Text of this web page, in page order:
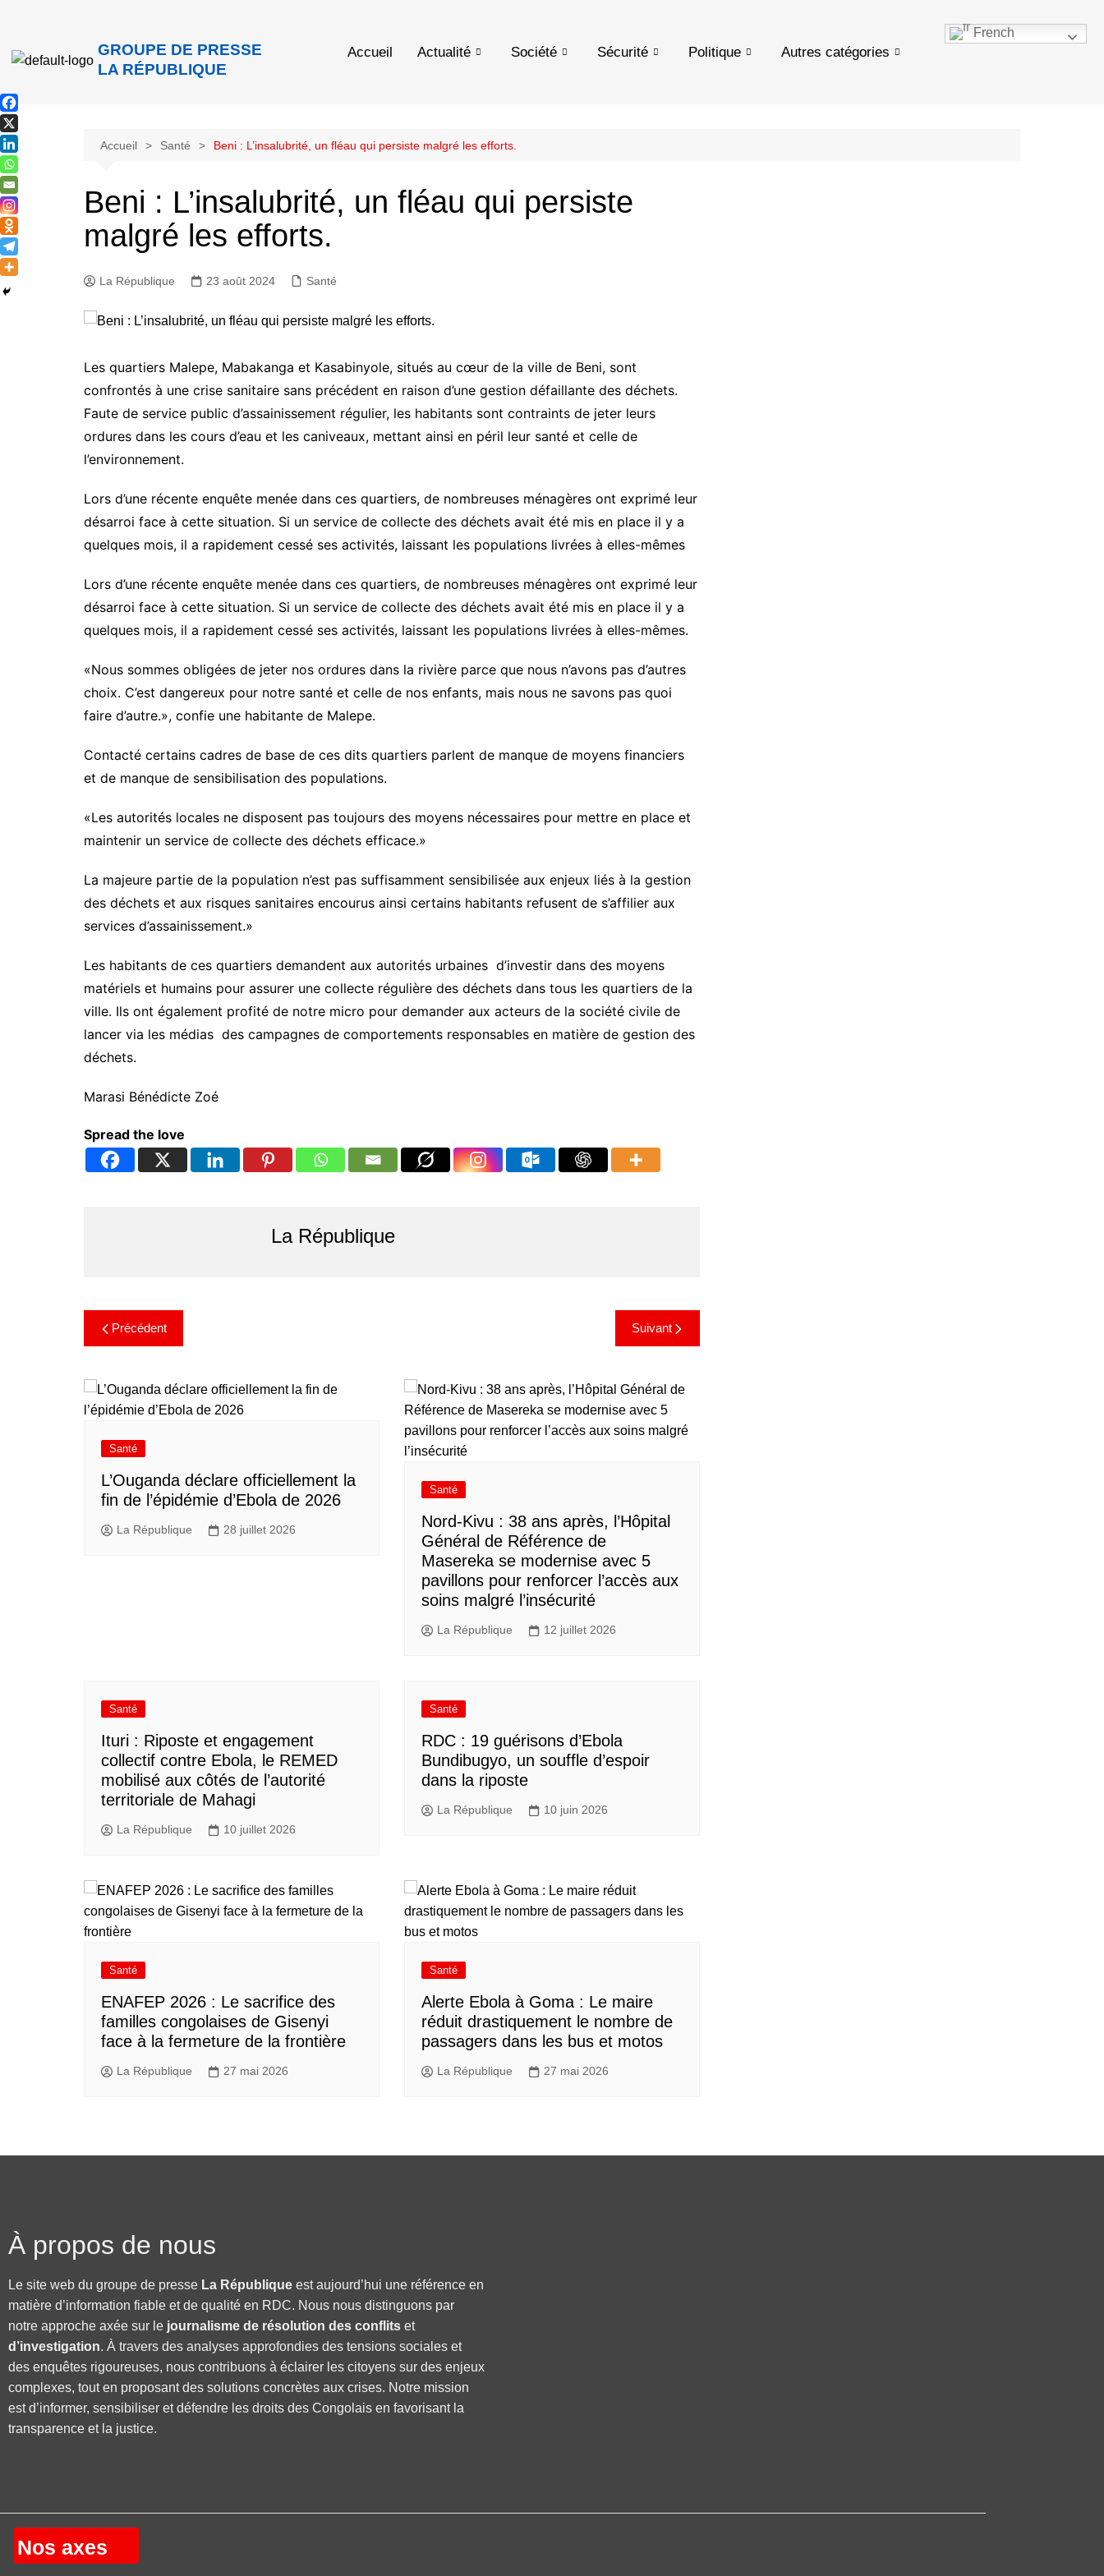
GROUPE DE PRESSE
LA RÉPUBLIQUE
Accueil Actualité Société Sécurité Politique Autres catégories
French
Accueil Santé Beni : L’insalubrité, un fléau qui persiste malgré les efforts.
Beni : L’insalubrité, un fléau qui persiste
malgré les efforts.
La République 23 août 2024 Santé
Les quartiers Malepe, Mabakanga et Kasabinyole, situés au cœur de la ville de Beni, sont
confrontés à une crise sanitaire sans précédent en raison d’une gestion défaillante des déchets.
Faute de service public d’assainissement régulier, les habitants sont contraints de jeter leurs
ordures dans les cours d’eau et les caniveaux, mettant ainsi en péril leur santé et celle de
l’environnement.
Lors d’une récente enquête menée dans ces quartiers, de nombreuses ménagères ont exprimé leur
désarroi face à cette situation. Si un service de collecte des déchets avait été mis en place il y a
quelques mois, il a rapidement cessé ses activités, laissant les populations livrées à elles-mêmes
Lors d’une récente enquête menée dans ces quartiers, de nombreuses ménagères ont exprimé leur
désarroi face à cette situation. Si un service de collecte des déchets avait été mis en place il y a
quelques mois, il a rapidement cessé ses activités, laissant les populations livrées à elles-mêmes.
«Nous sommes obligées de jeter nos ordures dans la rivière parce que nous n’avons pas d’autres
choix. C’est dangereux pour notre santé et celle de nos enfants, mais nous ne savons pas quoi
faire d’autre.», confie une habitante de Malepe.
Contacté certains cadres de base de ces dits quartiers parlent de manque de moyens financiers
et de manque de sensibilisation des populations.
«Les autorités locales ne disposent pas toujours des moyens nécessaires pour mettre en place et
maintenir un service de collecte des déchets efficace.»
La majeure partie de la population n’est pas suffisamment sensibilisée aux enjeux liés à la gestion
des déchets et aux risques sanitaires encourus ainsi certains habitants refusent de s’affilier aux
services d’assainissement.»
Les habitants de ces quartiers demandent aux autorités urbaines d’investir dans des moyens
matériels et humains pour assurer une collecte régulière des déchets dans tous les quartiers de la
ville. Ils ont également profité de notre micro pour demander aux acteurs de la société civile de
lancer via les médias des campagnes de comportements responsables en matière de gestion des
déchets.
Marasi Bénédicte Zoé
Spread the love
La République
Précédent Suivant
Santé
L’Ouganda déclare officiellement la
fin de l’épidémie d’Ebola de 2026
La République 28 juillet 2026
Santé
Nord-Kivu : 38 ans après, l’Hôpital
Général de Référence de
Masereka se modernise avec 5
pavillons pour renforcer l’accès aux
soins malgré l’insécurité
La République 12 juillet 2026
Santé
Ituri : Riposte et engagement
collectif contre Ebola, le REMED
mobilisé aux côtés de l’autorité
territoriale de Mahagi
La République 10 juillet 2026
Santé
RDC : 19 guérisons d’Ebola
Bundibugyo, un souffle d’espoir
dans la riposte
La République 10 juin 2026
Santé
ENAFEP 2026 : Le sacrifice des
familles congolaises de Gisenyi
face à la fermeture de la frontière
La République 27 mai 2026
Santé
Alerte Ebola à Goma : Le maire
réduit drastiquement le nombre de
passagers dans les bus et motos
La République 27 mai 2026
À propos de nous
Le site web du groupe de presse La République est aujourd’hui une référence en
matière d’information fiable et de qualité en RDC. Nous nous distinguons par
notre approche axée sur le journalisme de résolution des conflits et
d’investigation. À travers des analyses approfondies des tensions sociales et
des enquêtes rigoureuses, nous contribuons à éclairer les citoyens sur des enjeux
complexes, tout en proposant des solutions concrètes aux crises. Notre mission
est d’informer, sensibiliser et défendre les droits des Congolais en favorisant la
transparence et la justice.
Nos axes